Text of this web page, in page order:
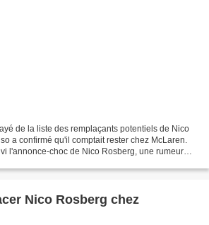
de la liste des remplaçants potentiels de Nico
a confirmé qu'il comptait rester chez McLaren.
l'annonce-choc de Nico Rosberg, une rumeur
Nico Rosberg chez